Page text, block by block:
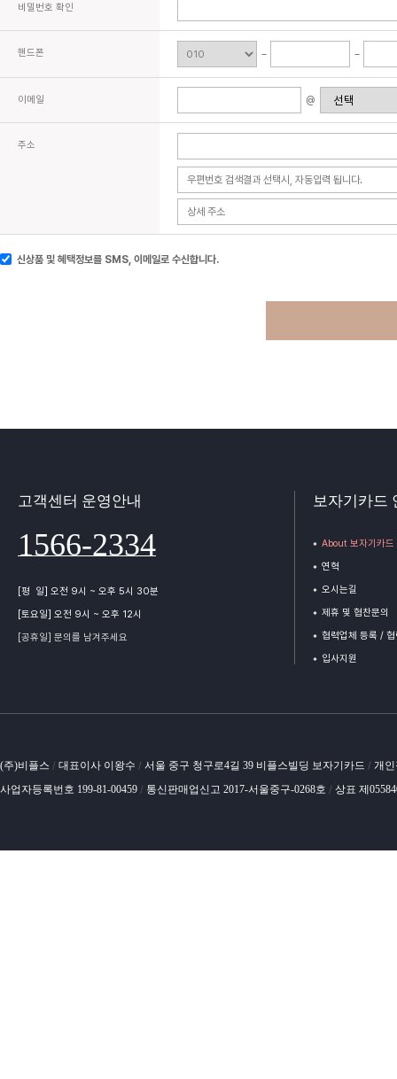
비밀번호 확인
핸드폰
이메일 @
주소
신상품 및 혜택정보를 SMS, 이메일로 수신합니다.
고객센터 운영안내
1566-2334
[평 일] 오전 9시 ~ 오후 5시 30분
[토요일] 오전 9시 ~ 오후 12시
[공휴일] 문의를 남겨주세요
보자기카드
About 보자기카드
연혁
오시는길
제휴 및 협찬문의
협력업체 등록 /
입사지원
(주)비플스 / 대표이사 이왕수 / 서울 중구 청구로4길 39 비플스빌딩 보자기카드 / 개
사업자등록번호 199-81-00459 / 통신판매업신고 2017-서울중구-0268호 / 상표 제